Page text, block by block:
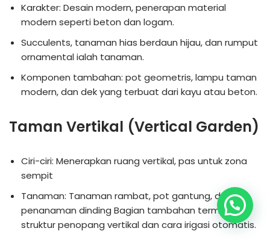
Karakter: Desain modern, penerapan material
modern seperti beton dan logam.
Succulents, tanaman hias berdaun hijau, dan rumput
ornamental ialah tanaman.
Komponen tambahan: pot geometris, lampu taman
modern, dan dek yang terbuat dari kayu atau beton.
Taman Vertikal (Vertical Garden)
Ciri-ciri: Menerapkan ruang vertikal, pas untuk zona
sempit
Tanaman: Tanaman rambat, pot gantung, dan
penanaman dinding Bagian tambahan termasuk
struktur penopang vertikal dan cara irigasi otomatis.